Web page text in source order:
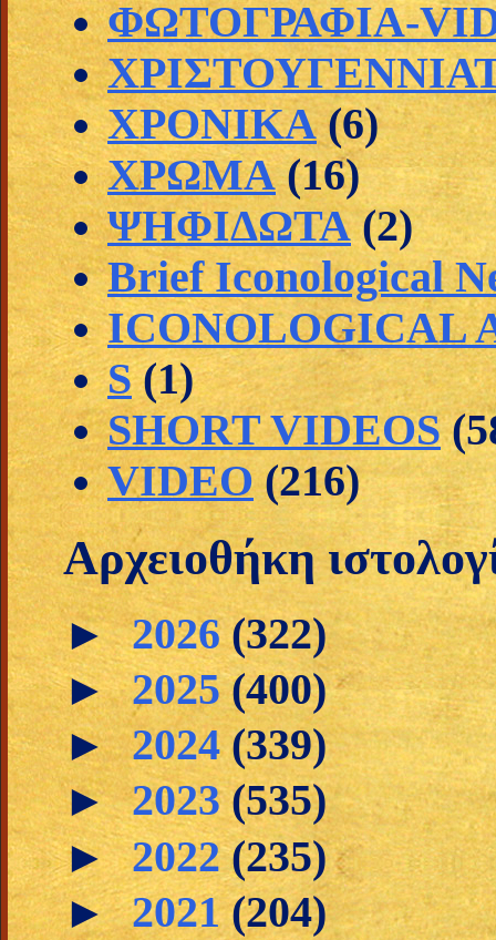
ΦΩΤΟΓΡΑΦΙΑ-
ΧΡΟΝΙΚΑ (6)
ΧΡΩΜΑ (16)
ΨΗΦΙΔΩΤΑ (2)
Brief Iconological
ICONOLOGICAL
S (1)
SHORT VIDEOS
VIDEO (216)
Αρχειοθήκη
►2026(322)
►2025(400)
►2024(339)
►2023(535)
►2022(235)
►2021(204)